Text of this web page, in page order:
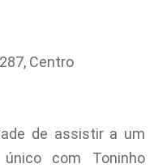
Centro
de assistir a um
com Toninho